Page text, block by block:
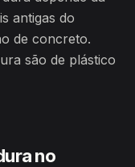
antigas do
de concreto.
são de plástico
no